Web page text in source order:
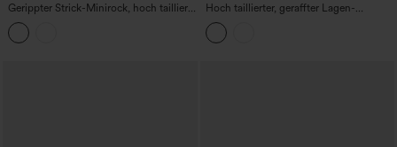
Gerippter Strick-Minirock, hoch tailliert,
2-in-1-Design mit ausgestelltem Schnitt,
lässig, aus Leinenmischung, mit Taschen
Hoch taillierter, geraffter Lagen-
Minirock im lässigen Leinen-Look